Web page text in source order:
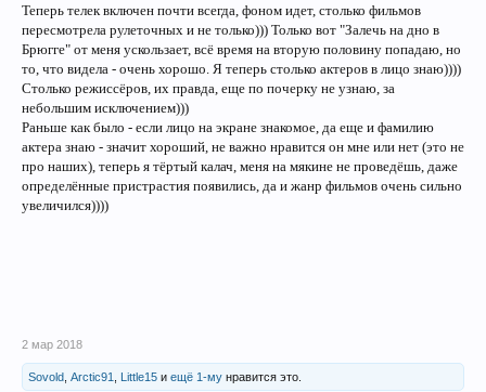
Теперь телек включен почти всегда, фоном идет, столько фильмов
пересмотрела рулеточных и не только))) Только вот "Залечь на дно в
Брюгге" от меня ускользает, всё время на вторую половину попадаю, но
то, что видела - очень хорошо. Я теперь столько актеров в лицо знаю))))
Столько режиссёров, их правда, еще по почерку не узнаю, за
небольшим исключением)))
Раньше как было - если лицо на экране знакомое, да еще и фамилию
актера знаю - значит хороший, не важно нравится он мне или нет (это не
про наших), теперь я тёртый калач, меня на мякине не проведёшь, даже
определённые пристрастия появились, да и жанр фильмов очень сильно
увеличился))))
2 мар 2018
Sovold Arctic91 Little15 и ещё 1-му нравится это.